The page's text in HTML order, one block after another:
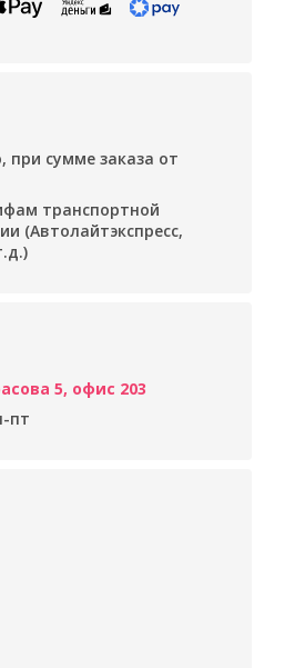
при сумме заказа от
транспортной
(Автолайтэкспресс,
5, офис 203
пт